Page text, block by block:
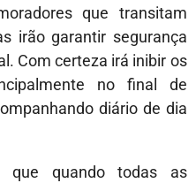
que transitam
irão garantir segurança
Com certeza irá inibir os
no final de
diário de dia
que quando todas as